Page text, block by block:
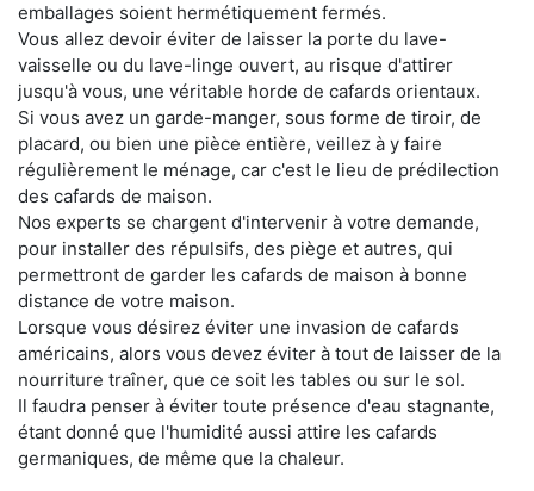
emballages soient hermétiquement fermés.
Vous allez devoir éviter de laisser la porte du lave-
vaisselle ou du lave-linge ouvert, au risque d'attirer
jusqu'à vous, une véritable horde de cafards orientaux.
Si vous avez un garde-manger, sous forme de tiroir, de
placard, ou bien une pièce entière, veillez à y faire
régulièrement le ménage, car c'est le lieu de prédilection
des cafards de maison.
Nos experts se chargent d'intervenir à votre demande,
pour installer des répulsifs, des piège et autres, qui
permettront de garder les cafards de maison à bonne
distance de votre maison.
Lorsque vous désirez éviter une invasion de cafards
américains, alors vous devez éviter à tout de laisser de la
nourriture traîner, que ce soit les tables ou sur le sol.
Il faudra penser à éviter toute présence d'eau stagnante,
étant donné que l'humidité aussi attire les cafards
germaniques, de même que la chaleur.